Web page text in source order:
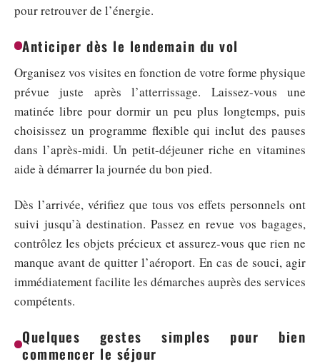
pour retrouver de l’énergie.
Anticiper dès le lendemain du vol
Organisez vos visites en fonction de votre forme physique
prévue juste après l’atterrissage. Laissez-vous une
matinée libre pour dormir un peu plus longtemps, puis
choisissez un programme flexible qui inclut des pauses
dans l’après-midi. Un petit-déjeuner riche en vitamines
aide à démarrer la journée du bon pied.
Dès l’arrivée, vérifiez que tous vos effets personnels ont
suivi jusqu’à destination. Passez en revue vos bagages,
contrôlez les objets précieux et assurez-vous que rien ne
manque avant de quitter l’aéroport. En cas de souci, agir
immédiatement facilite les démarches auprès des services
compétents.
Quelques gestes simples pour bien
commencer le séjour